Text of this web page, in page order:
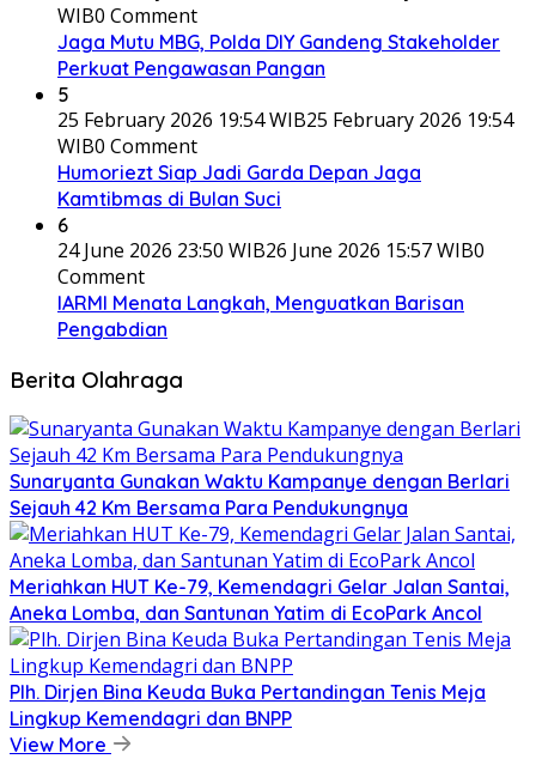
WIB0 Comment
Jaga Mutu MBG, Polda DIY Gandeng Stakeholder
Perkuat Pengawasan Pangan
5
25 February 2026 19:54 WIB25 February 2026 19:54
WIB0 Comment
Humoriezt Siap Jadi Garda Depan Jaga
Kamtibmas di Bulan Suci
6
24 June 2026 23:50 WIB26 June 2026 15:57 WIB0
Comment
IARMI Menata Langkah, Menguatkan Barisan
Pengabdian
Berita Olahraga
Sunaryanta Gunakan Waktu Kampanye dengan Berlari
Sejauh 42 Km Bersama Para Pendukungnya
Meriahkan HUT Ke-79, Kemendagri Gelar Jalan Santai,
Aneka Lomba, dan Santunan Yatim di EcoPark Ancol
Plh. Dirjen Bina Keuda Buka Pertandingan Tenis Meja
Lingkup Kemendagri dan BNPP
View More